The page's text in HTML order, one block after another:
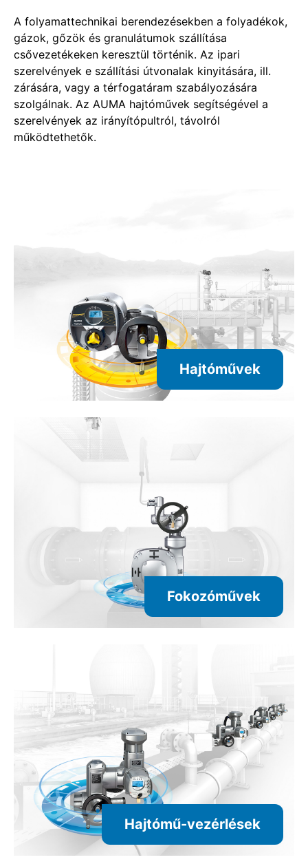
A folyamattechnikai berendezésekben a folyadékok,
gázok, gőzök és granulátumok szállítása
csővezetékeken keresztül történik. Az ipari
szerelvények e szállítási útvonalak kinyitására, ill.
zárására, vagy a térfogatáram szabályozására
szolgálnak. Az AUMA hajtóművek segítségével a
szerelvények az irányítópultról, távolról
működtethetők.
Hajtóművek
Fokozóművek
Hajtómű-vezérlések